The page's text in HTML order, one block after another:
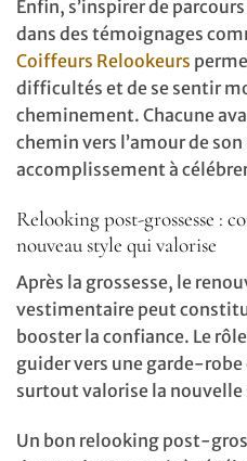
Enfin, s’inspirer de
dans des témoignages
Coiffeurs Relookeurs
difficultés et de se sentir
cheminement. Chacune
chemin vers l’amour de
accomplissement à
Relooking post-grossesse :
nouveau style qui valorise
Après la grossesse, le
vestimentaire peut
booster la confiance. Le
guider vers une garde-
surtout valorise la
Un bon relooking post-